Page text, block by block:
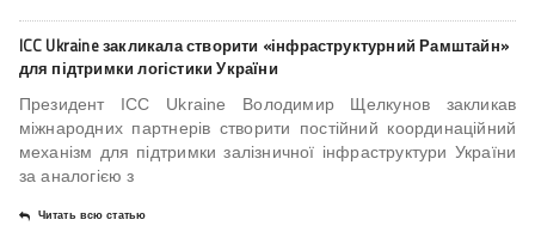
ICC Ukraine закликала створити «інфраструктурний Рамштайн»
для підтримки логістики України
Президент ICC Ukraine Володимир Щелкунов закликав
міжнародних партнерів створити постійний координаційний
механізм для підтримки залізничної інфраструктури України
за аналогією з
Читать всю статью